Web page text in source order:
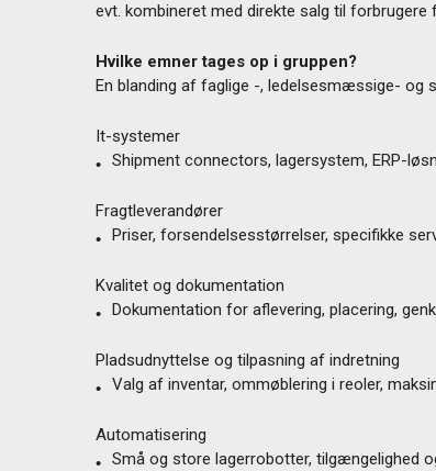
evt. kombineret med direkte salg til forbrugere
Hvilke emner tages op i gruppen?
En blanding af faglige -, ledelsesmæssige- og
It-systemer
Shipment connectors, lagersystem, ERP-
Fragtleverandører
Priser, forsendelsesstørrelser, specifikke
Kvalitet og dokumentation
Dokumentation for aflevering, placering,
Pladsudnyttelse og tilpasning af indretning
Valg af inventar, ommøblering i reoler,
Automatisering
Små og store lagerrobotter, tilgængelighed